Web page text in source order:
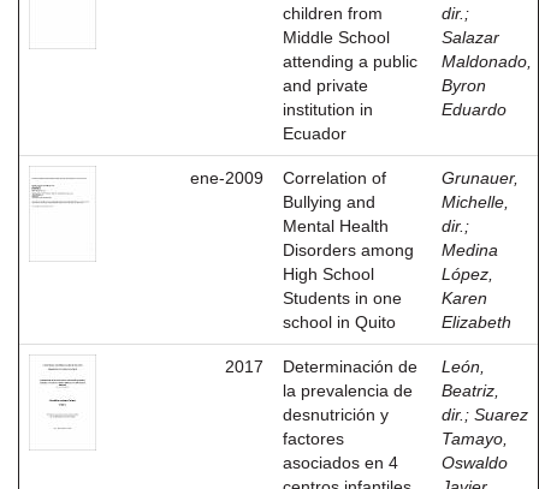
children from
Middle School
attending a public
and private
institution in
Ecuador
dir. ;
Salazar
Maldonado,
Byron
Eduardo
ene-2009
Correlation of
Bullying and
Mental Health
Disorders among
High School
Students in one
school in Quito
Grunauer,
Michelle,
dir. ;
Medina
López,
Karen
Elizabeth
2017
Determinación de
la prevalencia de
desnutrición y
factores
asociados en 4
León,
Beatriz,
dir. ; Suarez
Tamayo,
Oswaldo